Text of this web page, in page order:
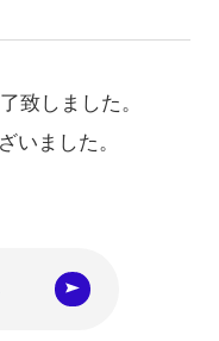
致しました。
いました。